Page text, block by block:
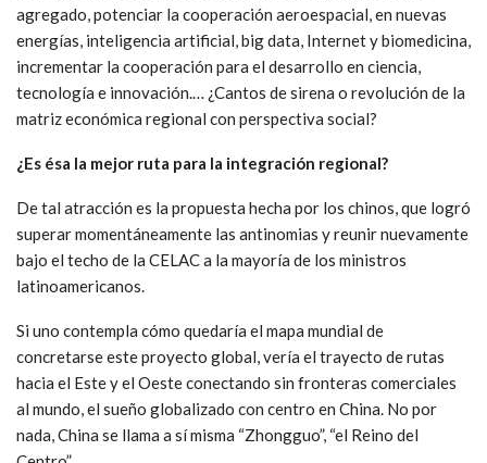
agregado, potenciar la cooperación aeroespacial, en nuevas
energías, inteligencia artificial, big data, Internet y biomedicina,
incrementar la cooperación para el desarrollo en ciencia,
tecnología e innovación.… ¿Cantos de sirena o revolución de la
matriz económica regional con perspectiva social?
¿Es ésa la mejor ruta para la integración regional?
De tal atracción es la propuesta hecha por los chinos, que logró
superar momentáneamente las antinomias y reunir nuevamente
bajo el techo de la CELAC a la mayoría de los ministros
latinoamericanos.
Si uno contempla cómo quedaría el mapa mundial de
concretarse este proyecto global, vería el trayecto de rutas
hacia el Este y el Oeste conectando sin fronteras comerciales
al mundo, el sueño globalizado con centro en China. No por
nada, China se llama a sí misma “Zhongguo”, “el Reino del